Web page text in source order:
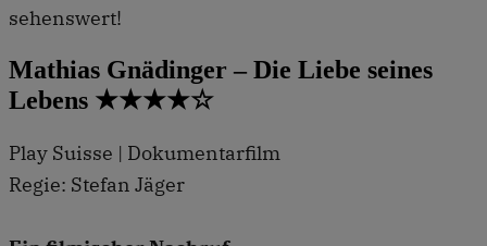
sehenswert!
Mathias Gnädinger – Die Liebe seines
Lebens ★★★★☆
Play Suisse | Dokumentarfilm
Regie: Stefan Jäger